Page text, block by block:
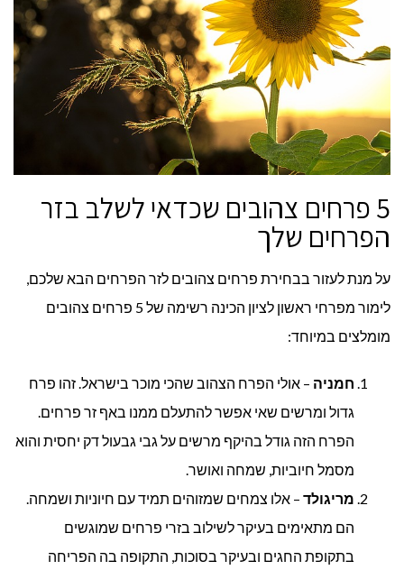
5 פרחים צהובים שכדאי לשלב בזר
הפרחים שלך
על מנת לעזור בבחירת פרחים צהובים לזר הפרחים הבא שלכם,
לימור מפרחי ראשון לציון הכינה רשימה של 5 פרחים צהובים
מומלצים במיוחד:
חמניה – אולי הפרח הצהוב שהכי מוכר בישראל. זהו פרח
גדול ומרשים שאי אפשר להתעלם ממנו באף זר פרחים.
הפרח הזה גודל בהיקף מרשים על גבי גבעול דק יחסית והוא
מסמל חיוביות, שמחה ואושר.
מריגולד – אלו צמחים שמזוהים תמיד עם חיוניות ושמחה.
הם מתאימים בעיקר לשילוב בזרי פרחים שמוגשים
בתקופת החגים ובעיקר בסוכות, התקופה בה הפריחה